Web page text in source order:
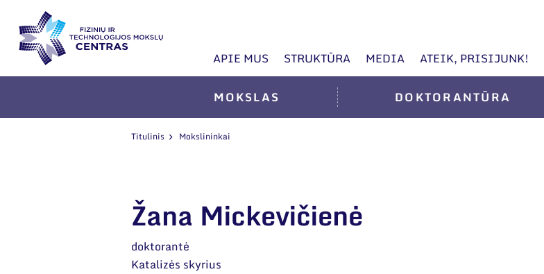
APIE MUS STRUKTŪRA MEDIA ATEIK, PRISIJUNK!
MOKSLAS DOKTORANTŪRA
Titulinis Mokslininkai
Žana Mickevičienė
doktorantė
Katalizės skyrius